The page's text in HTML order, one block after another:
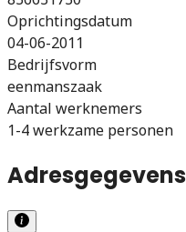
Oprichtingsdatum
04-06-2011
Bedrijfsvorm
eenmanszaak
Aantal werknemers
1-4 werkzame personen
Adresgegevens